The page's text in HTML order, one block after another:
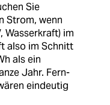
Sie
Strom, wenn
Wasserkraft) im
also im Schnitt
als ein
Jahr. Fern-
eindeutig